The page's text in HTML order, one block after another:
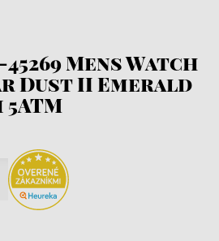
Mens Watch
Dust II Emerald